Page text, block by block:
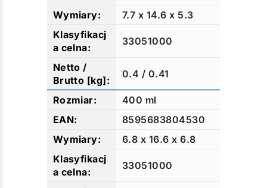
7.7 x 14.6 x 5.3
33051000
0.4 / 0.41
400 ml
8595683804530
6.8 x 16.6 x 6.8
33051000